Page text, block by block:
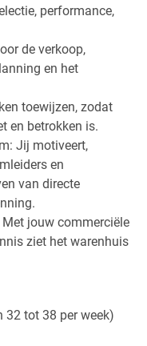
performance,
de verkoop,
en het
toewijzen, zodat
en betrokken is.
Jij motiveert,
en
van directe
jouw commerciële
ziet het warenhuis
32 tot 38 per week)